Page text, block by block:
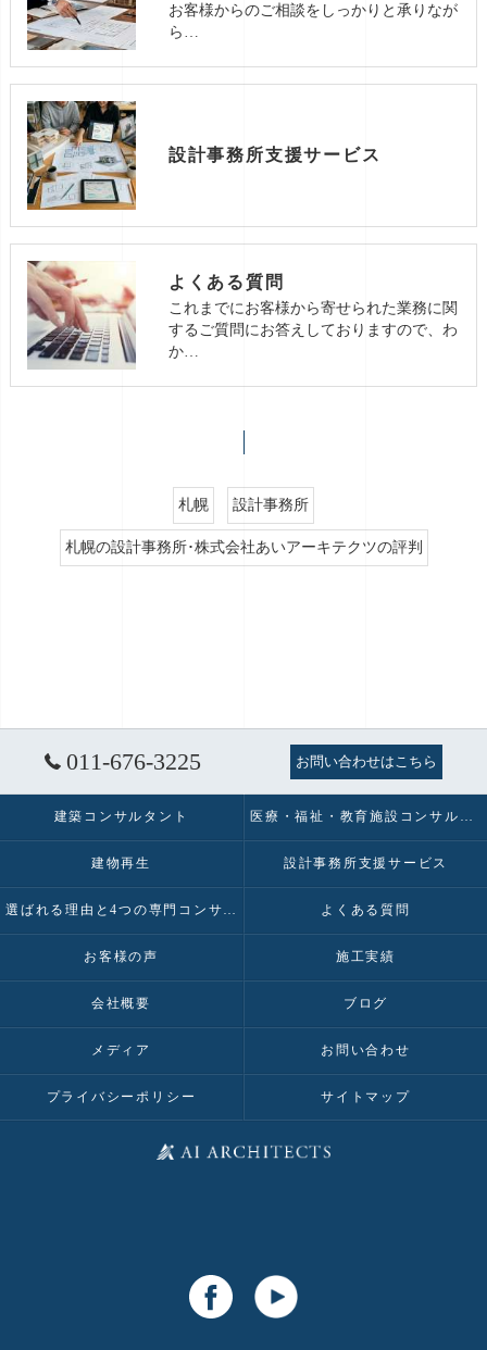
お客様からのご相談をしっかりと承りなが
ら…
設計事務所支援サービス
よくある質問
これまでにお客様から寄せられた業務に関
するご質問にお答えしておりますので、わ
か…
札幌 設計事務所
札幌の設計事務所･株式会社あいアーキテクツの評判
011-676-3225 お問い合わせはこちら
建築コンサルタント 医療・福祉・教育施設コンサルタント
建物再生 設計事務所支援サービス
選ばれる理由と4つの専門コンサルティング よくある質問
お客様の声 施工実績
会社概要 ブログ
メディア お問い合わせ
プライバシーポリシー サイトマップ